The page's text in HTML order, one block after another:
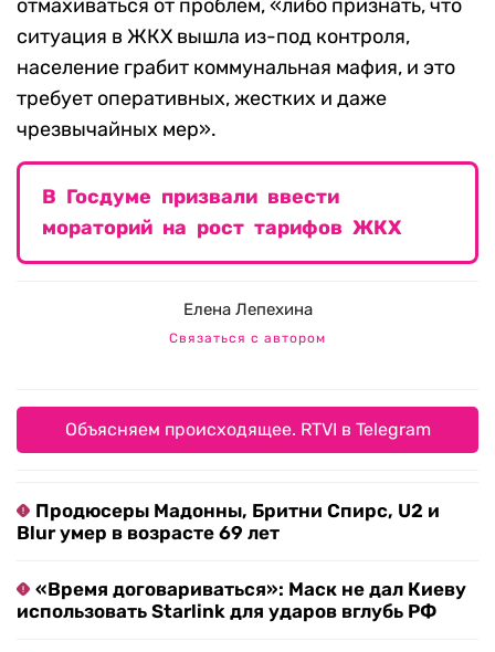
отмахиваться от проблем, «либо признать, что
ситуация в ЖКХ вышла из-под контроля,
население грабит коммунальная мафия, и это
требует оперативных, жестких и даже
чрезвычайных мер».
В Госдуме призвали ввести
мораторий на рост тарифов ЖКХ
Елена Лепехина
Связаться с автором
Объясняем происходящее. RTVI в Telegram
Продюсеры Мадонны, Бритни Спирс, U2 и
Blur умер в возрасте 69 лет
«Время договариваться»: Маск не дал Киеву
использовать Starlink для ударов вглубь РФ